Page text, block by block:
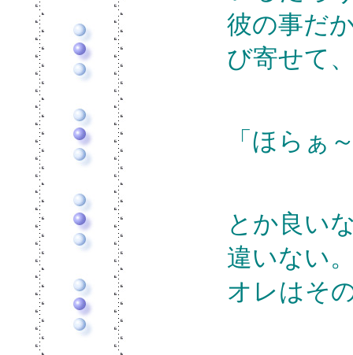
彼の事だ
び寄せて
「ほらぁ
とか良い
違いない
オレはそ